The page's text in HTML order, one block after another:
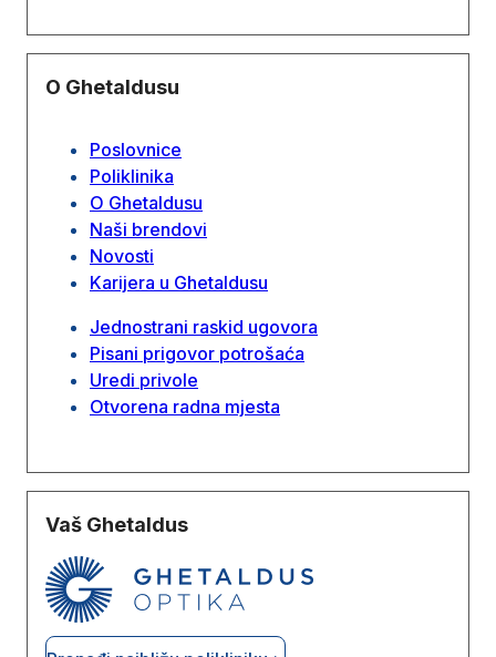
O Ghetaldusu
Poslovnice
Poliklinika
O Ghetaldusu
Naši brendovi
Novosti
Karijera u Ghetaldusu
Jednostrani raskid ugovora
Pisani prigovor potrošaća
Uredi privole
Otvorena radna mjesta
Vaš Ghetaldus